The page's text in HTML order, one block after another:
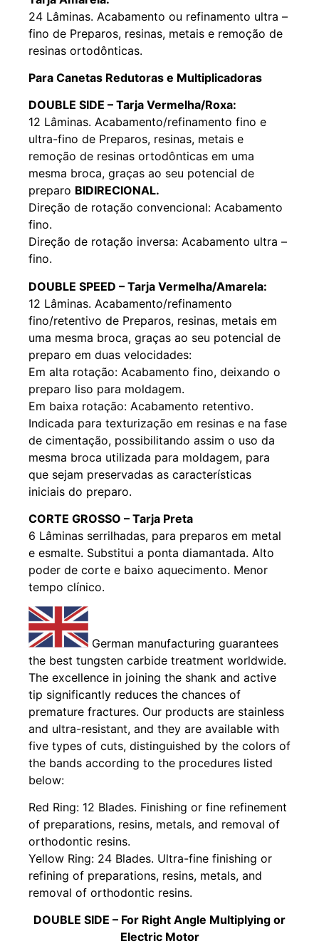
24 Lâminas. Acabamento ou refinamento ultra –
fino de Preparos, resinas, metais e remoção de
resinas ortodônticas.
Para Canetas Redutoras e Multiplicadoras
DOUBLE SIDE – Tarja Vermelha/Roxa:
12 Lâminas. Acabamento/refinamento fino e
ultra-fino de Preparos, resinas, metais e
remoção de resinas ortodônticas em uma
mesma broca, graças ao seu potencial de
preparo BIDIRECIONAL.
Direção de rotação convencional: Acabamento
fino.
Direção de rotação inversa: Acabamento ultra –
fino.
DOUBLE SPEED – Tarja Vermelha/Amarela:
12 Lâminas. Acabamento/refinamento
fino/retentivo de Preparos, resinas, metais em
uma mesma broca, graças ao seu potencial de
preparo em duas velocidades:
Em alta rotação: Acabamento fino, deixando o
preparo liso para moldagem.
Em baixa rotação: Acabamento retentivo.
Indicada para texturização em resinas e na fase
de cimentação, possibilitando assim o uso da
mesma broca utilizada para moldagem, para
que sejam preservadas as características
iniciais do preparo.
CORTE GROSSO – Tarja Preta
6 Lâminas serrilhadas, para preparos em metal
e esmalte. Substitui a ponta diamantada. Alto
poder de corte e baixo aquecimento. Menor
tempo clínico.
German manufacturing guarantees
the best tungsten carbide treatment worldwide.
The excellence in joining the shank and active
tip significantly reduces the chances of
premature fractures. Our products are stainless
and ultra-resistant, and they are available with
five types of cuts, distinguished by the colors of
the bands according to the procedures listed
below:
Red Ring: 12 Blades. Finishing or fine refinement
of preparations, resins, metals, and removal of
orthodontic resins.
Yellow Ring: 24 Blades. Ultra-fine finishing or
refining of preparations, resins, metals, and
removal of orthodontic resins.
DOUBLE SIDE – For Right Angle Multiplying or
Electric Motor